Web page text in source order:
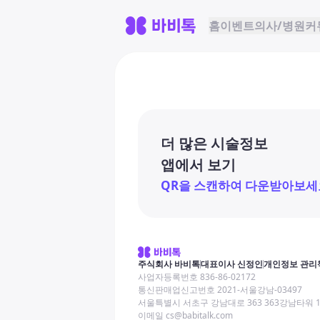
홈이벤트의사/병원커
더 많은 시술정보
앱에서 보기
QR을 스캔하여 다운받아보세
주식회사 바비톡대표이사 신정인개인정보 관리
사업자등록번호 836-86-02172
통신판매업신고번호 2021-서울강남-03497
서울특별시 서초구 강남대로 363 363강남타워
이메일 cs@babitalk.com